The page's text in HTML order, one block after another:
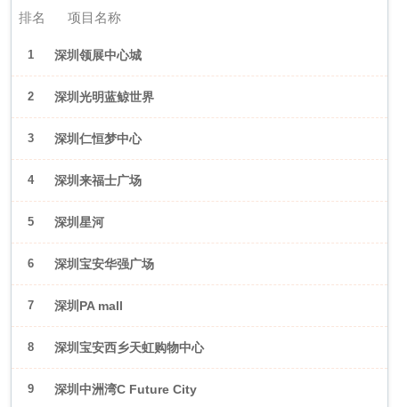
排名 项目名称
1 深圳领展中心城
2 深圳光明蓝鲸世界
3 深圳仁恒梦中心
4 深圳来福士广场
5 深圳星河
WORLD·COCOPark
6 深圳宝安华强广场
7 深圳PA mall
8 深圳宝安西乡天虹购物中心
9 深圳中洲湾C Future City